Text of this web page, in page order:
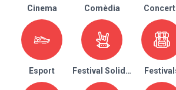
Cinema Comèdia
Esport Festival Solidari